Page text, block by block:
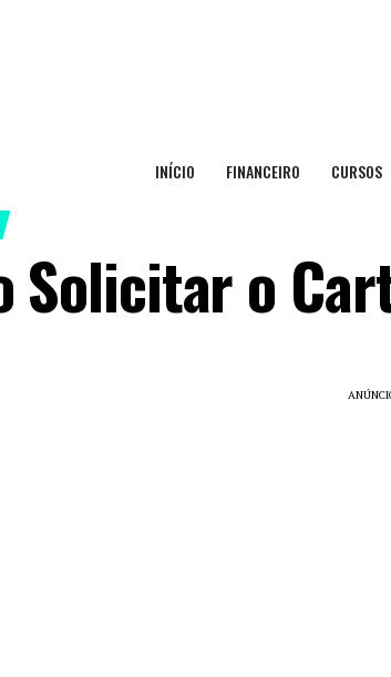
INÍCIO FINANCEIRO CURSOS
Solicitar o